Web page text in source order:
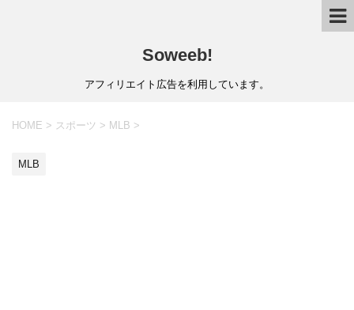
Soweeb!
アフィリエイト広告を利用しています。
HOME > スポーツ > MLB >
MLB